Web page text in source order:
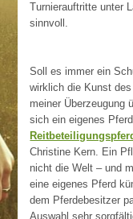
Turnierauftritte unter
sinnvoll.
Soll es immer ein
wirklich die Kunst
meiner Überzeugung
sich ein eigenes
Christine Kern. Ein
nicht die Welt – und
eine eigenes Pferd
dem Pferdebesitzer
Auswahl sehr